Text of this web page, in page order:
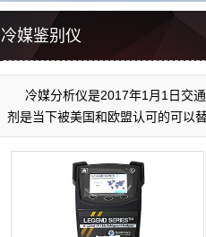
汽车空调养护品
备
冷媒鉴别仪
冷媒分析仪是2017年1月1日交
剂是当下被美国和欧盟认可的可以